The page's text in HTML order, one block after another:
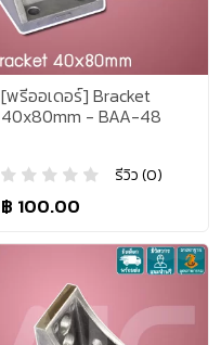
[พรีออเดอร์] Bracket
40x80mm - BAA-48
รีวิว (0)
฿ 100.00